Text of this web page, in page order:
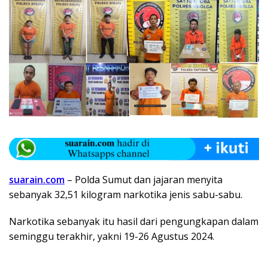
suarain.com – Polda Sumut dan jajaran menyita
sebanyak 32,51 kilogram narkotika jenis sabu-sabu.
Narkotika sebanyak itu hasil dari pengungkapan dalam
seminggu terakhir, yakni 19-26 Agustus 2024.